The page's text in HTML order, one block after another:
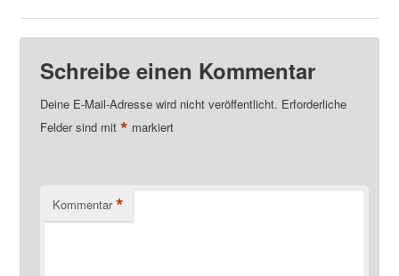
Schreibe einen Kommentar
Deine E-Mail-Adresse wird nicht veröffentlicht. Erforderliche
Felder sind mit * markiert
Kommentar *